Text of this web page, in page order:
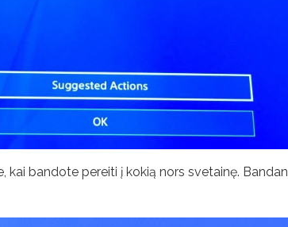
kai bandote pereiti į kokią nors svetainę.